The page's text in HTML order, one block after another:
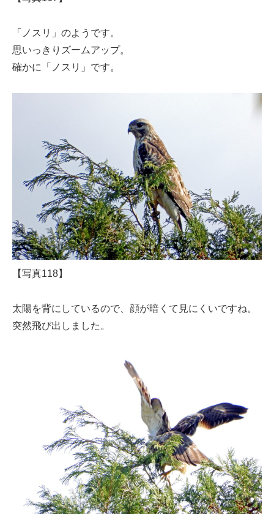
「ノスリ」のようです。
思いっきりズームアップ。
確かに「ノスリ」です。
【写真118】
太陽を背にしているので、顔が暗くて見にくいですね。
突然飛び出しました。